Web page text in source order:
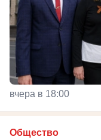
вчера в 18:00
Общество